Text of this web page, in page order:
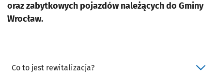
oraz zabytkowych pojazdów należących do Gminy
Wrocław.
Co to jest rewitalizacja?